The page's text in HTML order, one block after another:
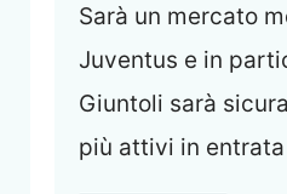
Sarà un mercato
Juventus e in
Giuntoli sarà
più attivi in entrata